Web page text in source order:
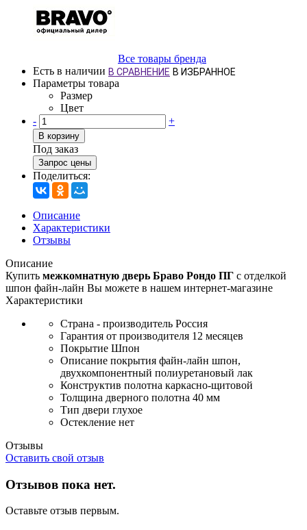
Все товары бренда
Есть в наличии В СРАВНЕНИЕ В ИЗБРАННОЕ
Параметры товара
Размер
Цвет
-
+
В корзину
Под заказ
Запрос цены
Поделиться:
Описание
Характеристики
Отзывы
Описание
Купить межкомнатную дверь Браво Рондо ПГ с отделкой
шпон файн-лайн Вы можете в нашем интернет-магазине
Характеристики
Страна - производитель Россия
Гарантия от производителя 12 месяцев
Покрытие Шпон
Описание покрытия файн-лайн шпон,
двухкомпонентный полиуретановый лак
Конструктив полотна каркасно-щитовой
Толщина дверного полотна 40 мм
Тип двери глухое
Остекление нет
Отзывы
Оставить свой отзыв
Отзывов пока нет.
Оставьте отзыв первым.